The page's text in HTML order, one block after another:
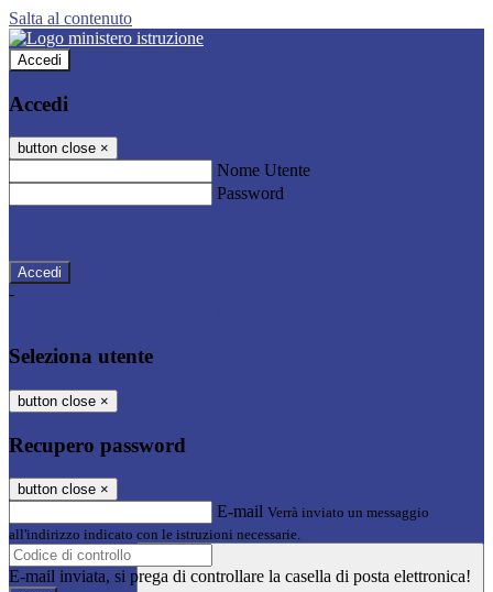
Salta al contenuto
Accedi
Accedi
button close ×
Nome Utente
Password
-
Seleziona utente
button close ×
Recupero password
button close ×
E-mail Verrà inviato un messaggio
all'indirizzo indicato con le istruzioni necessarie.
E-mail inviata, si prega di controllare la casella di posta elettronica!